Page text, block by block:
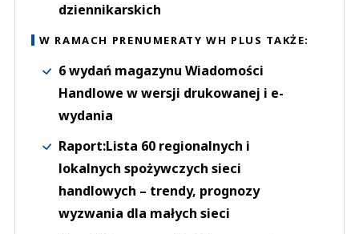
dziennikarskich
W RAMACH PRENUMERATY WH PLUS TAKŻE:
6 wydań magazynu Wiadomości
Handlowe w wersji drukowanej i e-
wydania
Raport:Lista 60 regionalnych i
lokalnych spożywczych sieci
handlowych – trendy, prognozy
wyzwania dla małych sieci